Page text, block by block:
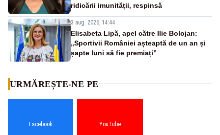
ridicării imunității, respinsă
3 aug. 2026, 14:44
Elisabeta Lipă, apel către Ilie Bolojan:
„Sportivii României așteaptă de un an și
șapte luni să fie premiați”
URMĂREȘTE-NE PE
Facebook YouTube